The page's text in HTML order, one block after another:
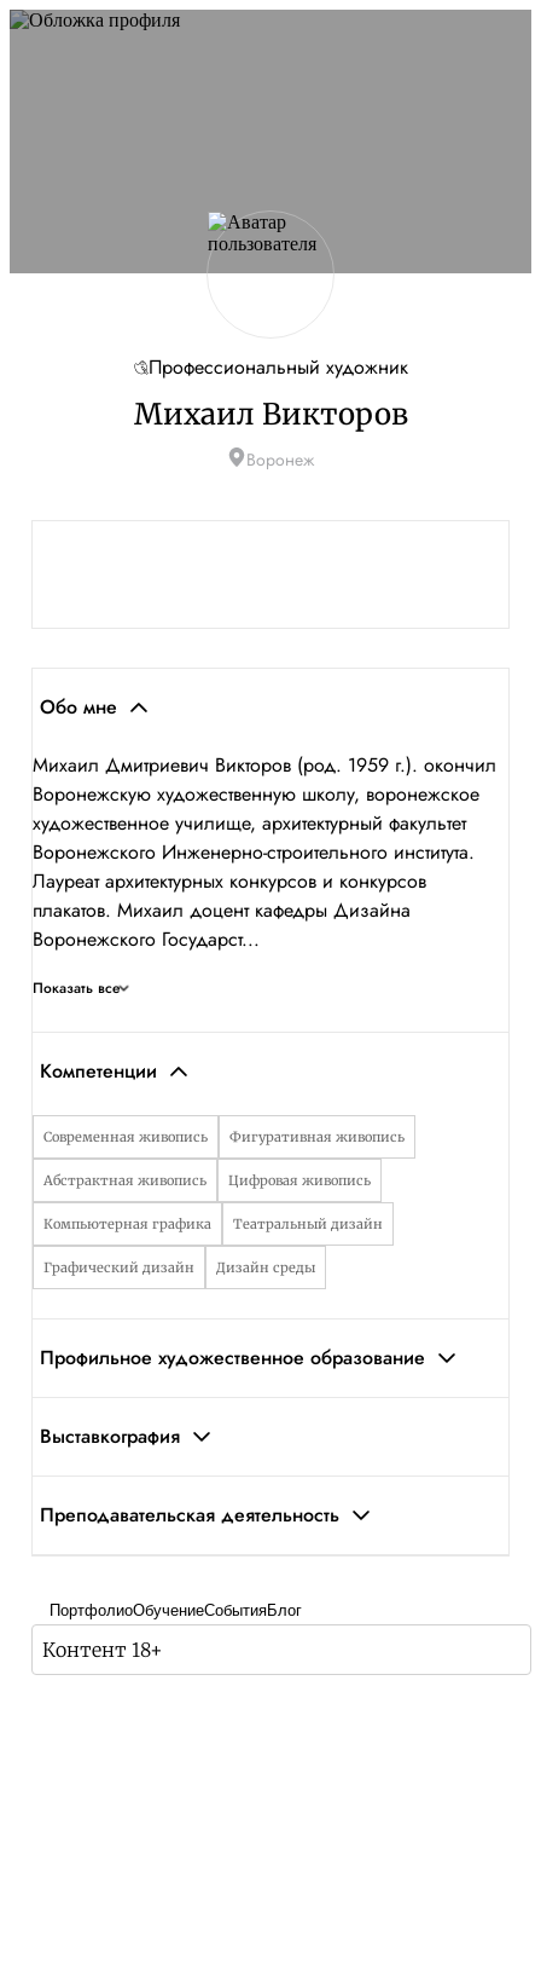
Профессиональный художник
Михаил Викторов
Воронеж
Обо мне
Михаил Дмитриевич Викторов (род. 1959 г.). окончил
Воронежскую художественную школу, воронежское
художественное училище, архитектурный факультет
Воронежского Инженерно-строительного института.
Лауреат архитектурных конкурсов и конкурсов
плакатов. Михаил доцент кафедры Дизайна
Воронежского Государст...
Показать все
Компетенции
Современная живопись Фигуративная живопись
Абстрактная живопись Цифровая живопись
Компьютерная графика Театральный дизайн
Графический дизайн Дизайн среды
Профильное художественное образование
Выставкография
Преподавательская деятельность
ПортфолиоОбучениеСобытияБлог
Контент 18+